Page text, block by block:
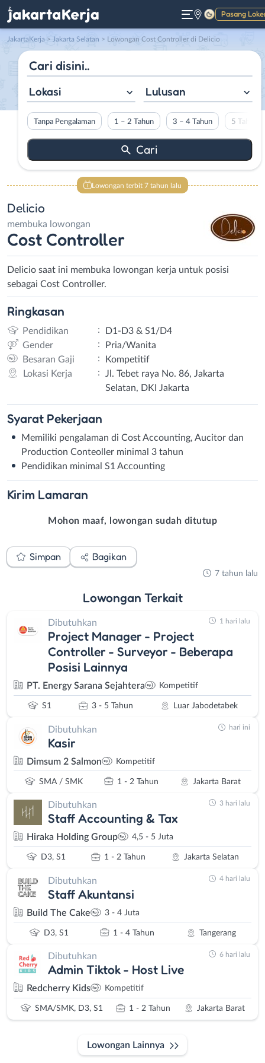
Pasang
Gelap
JakartaKerja > Jakarta Selatan > Lowongan Cost Controller di Delicio
Lokasi Lulusan
Tanpa Pengalaman 1 – 2 Tahun 3 – 4 Tahun 5 Tahun
Lowongan terbit 7 tahun lalu
Delicio
membuka lowongan
Cost Controller
Delicio saat ini membuka lowongan kerja untuk posisi
sebagai Cost Controller.
Ringkasan
Pendidikan :
D1-D3 & S1/D4
Gender
:
Pria/Wanita
Besaran Gaji
:
Kompetitif
Lokasi Kerja
:
Jl. Tebet raya No. 86, Jakarta
Selatan, DKI Jakarta
Syarat Pekerjaan
Memiliki pengalaman di Cost Accounting, Aucitor dan
Production Conteoller minimal 3 tahun
Pendidikan minimal S1 Accounting
Kirim Lamaran
Mohon maaf, lowongan sudah ditutup
Simpan Bagikan
7 tahun lalu
Lowongan Terkait
Dibutuhkan
Project Manager - Project
Controller - Surveyor - Beberapa
Posisi Lainnya
PT. Energy Sarana Sejahtera Kompetitif
S1 3 - 5 Tahun Luar Jabodetabek
1 hari lalu
Dibutuhkan
Kasir
Dimsum 2 Salmon Kompetitif
SMA / SMK 1 - 2 Tahun Jakarta Barat
hari ini
Dibutuhkan
Staff Accounting & Tax
Hiraka Holding Group 4,5 - 5 Juta
D3, S1 1 - 2 Tahun Jakarta Selatan
3 hari lalu
Dibutuhkan
Staff Akuntansi
Build The Cake 3 - 4 Juta
D3, S1 1 - 4 Tahun Tangerang
4 hari lalu
Dibutuhkan
Admin Tiktok - Host Live
Redcherry Kids Kompetitif
SMA/SMK, D3, S1 1 - 2 Tahun Jakarta Barat
6 hari lalu
Lowongan Lainnya